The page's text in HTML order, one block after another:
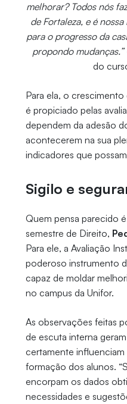
melhorar? Todos nós
de Fortaleza, e é
para o progresso da
propondo mudanças.”
do
Para ela, o crescimento
é propiciado pelas
dependem da adesão
acontecerem na sua
indicadores que
Sigilo e
Quem pensa parecido
semestre de Direito,
Para ele, a Avaliação
poderoso instrumento
capaz de moldar
no campus da Unifor.
As observações feitas
de escuta interna
certamente
formação dos alunos.
encorpam os dados
necessidades e